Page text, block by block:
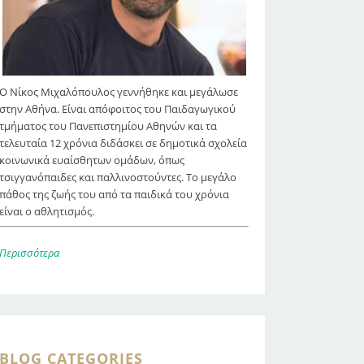
Ο Νίκος Μιχαλόπουλος γεννήθηκε και μεγάλωσε
στην Αθήνα. Είναι απόφοιτος του Παιδαγωγικού
τμήματος του Πανεπιστημίου Αθηνών και τα
τελευταία 12 χρόνια διδάσκει σε δημοτικά σχολεία
κοινωνικά ευαίσθητων ομάδων, όπως
τσιγγανόπαιδες και παλλινοστούντες. Το μεγάλο
πάθος της ζωής του από τα παιδικά του χρόνια
είναι ο αθλητισμός.
Περισσότερα
BLOG CATEGORIES